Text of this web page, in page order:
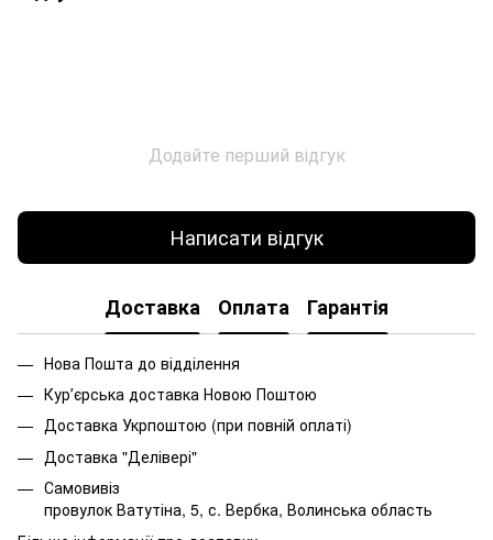
Додайте перший відгук
Написати відгук
Доставка Оплата Гарантія
Нова Пошта до відділення
Курʼєрська доставка Новою Поштою
Доставка Укрпоштою (при повній оплаті)
Доставка "Делівері"
Самовивіз
провулок Ватутіна, 5, с. Вербка, Волинська область